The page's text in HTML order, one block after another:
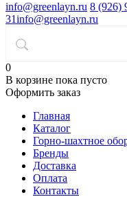
info@greenlayn.ru 8 (926)
31info@greenlayn.ru
0
В корзине пока пусто
Оформить заказ
Главная
Каталог
Горно-шахтное
Бренды
Доставка
Оплата
Контакты